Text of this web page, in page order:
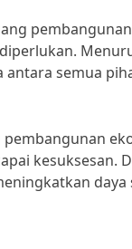
antara semua
kesuksesan.